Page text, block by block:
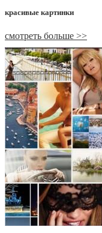
красивые картинки
смотреть больше >>